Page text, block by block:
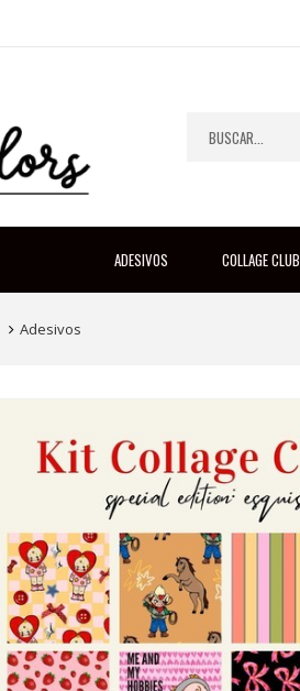
ADESIVOS COLLAGE CLUB
Adesivos